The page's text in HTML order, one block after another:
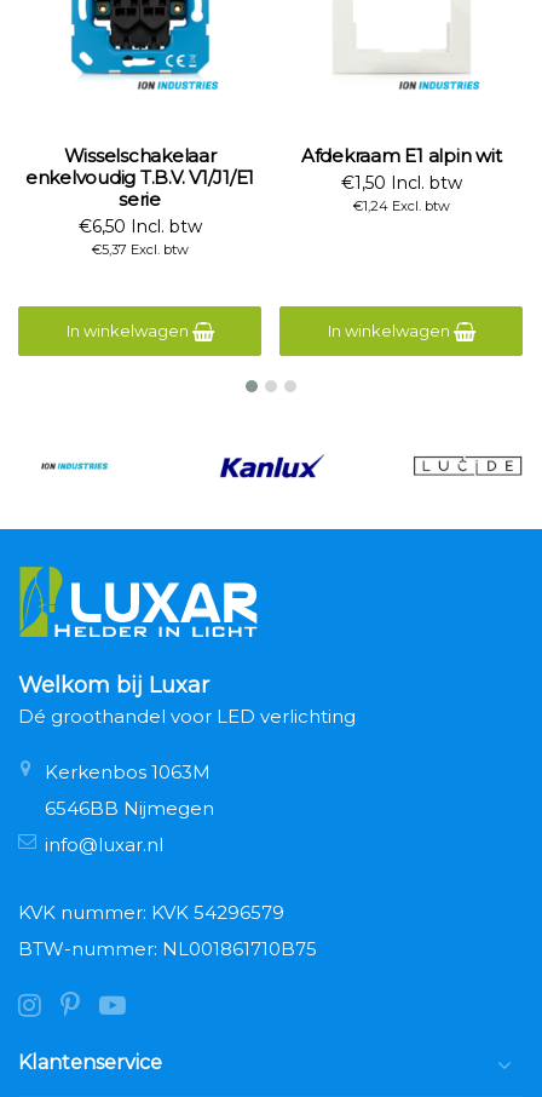
Wisselschakelaar
enkelvoudig T.B.V. V1/J1/E1
serie
€6,50 Incl. btw
€5,37 Excl. btw
In winkelwagen
Afdekraam E1 alpin wit
€1,50 Incl. btw
€1,24 Excl. btw
In winkelwagen
Welkom bij Luxar
Dé groothandel voor LED verlichting
Kerkenbos 1063M
6546BB Nijmegen
info@luxar.nl
KVK nummer: KVK 54296579
BTW-nummer: NL001861710B75
Klantenservice